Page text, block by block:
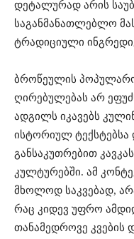
დეტალურად არის
საგანმანათლებლო
ტრადიციული
ბროწეულის
ღირებულებას არ
ადგილს იკავებს
ისტორიულ ტექსტებსა
განსაკუთრებით
კულტურებში. ამ
მხოლოდ საკვებად,
რაც კიდევ უფრო
თანამედროვე კვების